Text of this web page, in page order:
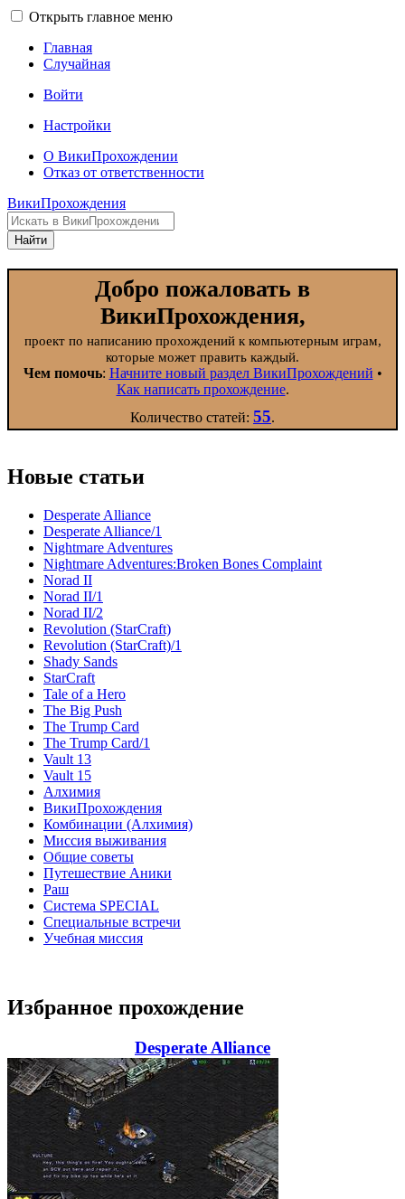
Открыть главное меню
Главная
Случайная
Войти
Настройки
О ВикиПрохождении
Отказ от ответственности
ВикиПрохождения
Найти
Добро пожаловать в
ВикиПрохождения,
проект по написанию прохождений к компьютерным играм,
которые может править каждый.
Чем помочь: Начните новый раздел ВикиПрохождений •
Как написать прохождение.
Количество статей: 55.
Новые статьи
Desperate Alliance
Desperate Alliance/1
Nightmare Adventures
Nightmare Adventures:Broken Bones Complaint
Norad II
Norad II/1
Norad II/2
Revolution (StarCraft)
Revolution (StarCraft)/1
Shady Sands
StarCraft
Tale of a Hero
The Big Push
The Trump Card
The Trump Card/1
Vault 13
Vault 15
Алхимия
ВикиПрохождения
Комбинации (Алхимия)
Миссия выживания
Общие советы
Путешествие Аники
Раш
Система SPECIAL
Специальные встречи
Учебная миссия
Избранное прохождение
Desperate Alliance